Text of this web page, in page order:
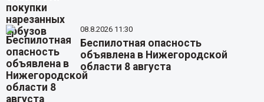
08.8.2026 11:30
Беспилотная опасность
объявлена в Нижегородской
области 8 августа